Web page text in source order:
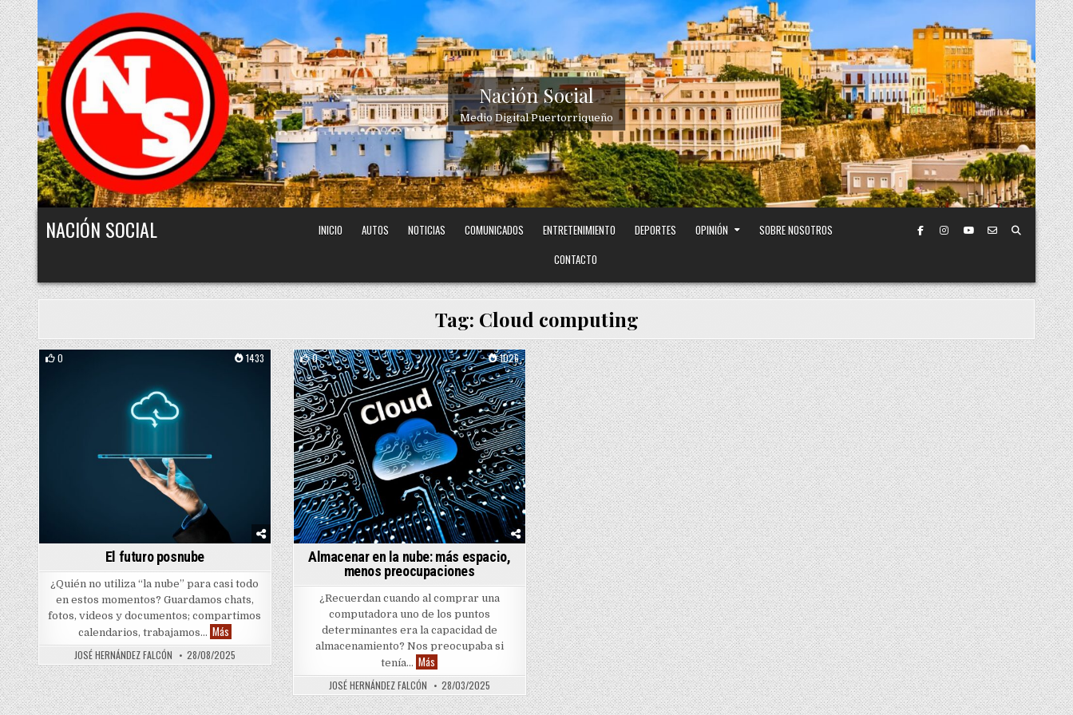
Skip to content
Nación Social
Medio Digital Puertorriqueño
NACIÓN SOCIAL INICIO AUTOS NOTICIAS COMUNICADOS ENTRETENIMIENTO DEPORTES OPINIÓN
SOBRE NOSOTROS
CONTACTO
Tag: Cloud computing
0 1433
El futuro posnube
¿Quién no utiliza “la nube” para casi todo
en estos momentos? Guardamos chats,
fotos, videos y documentos; compartimos
calendarios, trabajamos… MásEl futuro posnube
JOSÉ HERNÁNDEZ FALCÓN 28/08/2025
0 1026
Posted in
Almacenar en la nube: más espacio,
menos preocupaciones
¿Recuerdan cuando al comprar una
computadora uno de los puntos
determinantes era la capacidad de
almacenamiento? Nos preocupaba si
tenía… Más Almacenar en la nube: más espacio, menos preocupaciones
JOSÉ HERNÁNDEZ FALCÓN 28/03/2025